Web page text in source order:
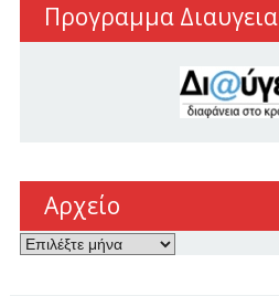
Προγραμμα Διαυγεια
Αρχείο
Αρχείο